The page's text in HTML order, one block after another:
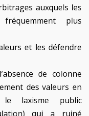
auxquels les
plus
et les défendre
de colonne
des valeurs en
laxisme public
qui a ruiné